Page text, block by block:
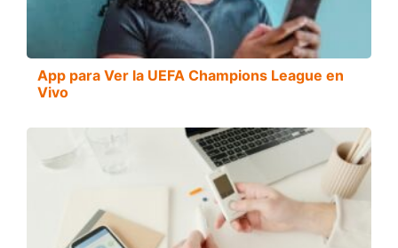
App para Ver la UEFA Champions League en
Vivo